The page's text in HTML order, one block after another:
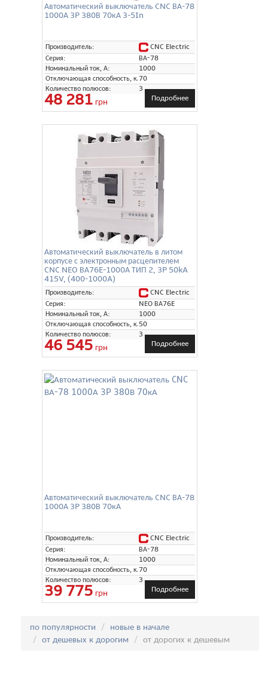
Автоматический выключатель CNC ВА-78
1000А 3P 380В 70кА 3-5In
Производитель:
CNC Electric
Серия:
ВА-78
Номинальный ток, А:
1000
Отключающая способность, кА:70
Количество полюсов:
3
48 281 грн Подробнее
Автоматический выключатель в литом
корпусе с электронным расцепителем
CNC NEO ВА76E-1000А ТИП 2, 3P 50kA
415V, (400-1000A)
Производитель:
CNC Electric
Серия:
NEO ВА76E
Номинальный ток, А:
1000
Отключающая способность, кА:50
Количество полюсов:
3
46 545 грн Подробнее
Автоматический выключатель CNC ВА-78
1000А 3P 380В 70кА
Производитель:
CNC Electric
Серия:
ВА-78
Номинальный ток, А:
1000
Отключающая способность, кА:70
Количество полюсов:
3
39 775 грн Подробнее
по популярности
новые в начале
от дешевых к дорогим
от дорогих к дешевым